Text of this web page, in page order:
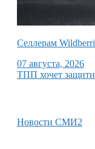
Селлерам
07 августа, 2026
ТПП хочет
Новости СМИ2